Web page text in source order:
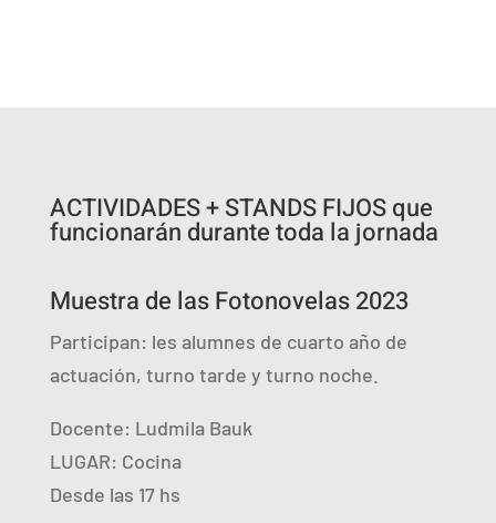
ACTIVIDADES + STANDS FIJOS que
funcionarán durante toda la jornada
Muestra de las Fotonovelas 2023
Participan: les alumnes de cuarto año de
actuación, turno tarde y turno noche.
Docente: Ludmila Bauk
LUGAR: Cocina
Desde las 17 hs